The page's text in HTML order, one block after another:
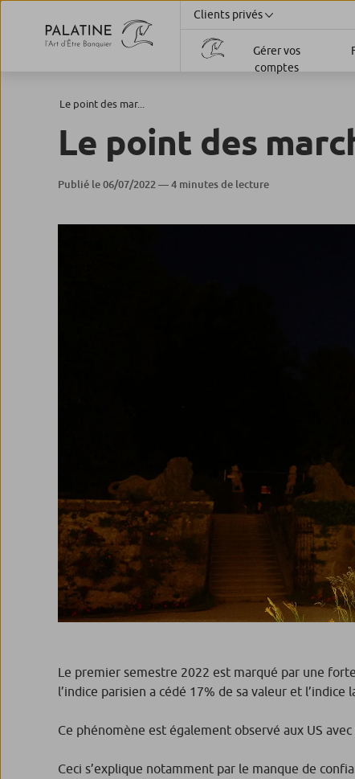
Clients privés
Gérer vos
comptes
Le point des mar...
Le point des
Publié le 06/07/2022 — 4 minutes de lecture
Le premier semestre 2022 est marqué par une
l’indice parisien a cédé 17% de sa valeur et l’indice
Ce phénomène est également observé aux US avec
Ceci s’explique notamment par le manque de